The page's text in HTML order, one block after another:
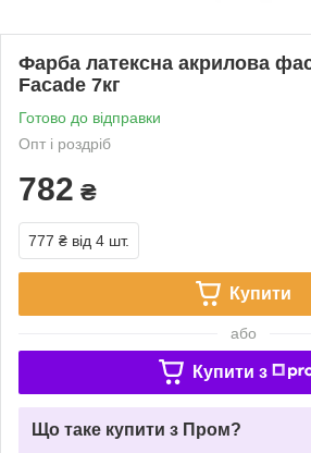
Фарба латексна акрилова
Facade 7кг
Готово до відправки
Опт і роздріб
782 ₴
777 ₴ від 4 шт.
Купити
або
Купити з
Що таке купити з Пром?